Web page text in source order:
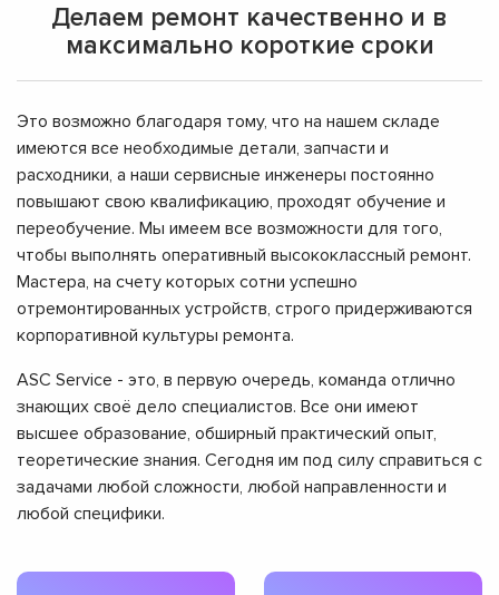
Делаем ремонт качественно и в
максимально короткие сроки
Это возможно благодаря тому, что на нашем складе
имеются все необходимые детали, запчасти и
расходники, а наши сервисные инженеры постоянно
повышают свою квалификацию, проходят обучение и
переобучение. Мы имеем все возможности для того,
чтобы выполнять оперативный высококлассный ремонт.
Мастера, на счету которых сотни успешно
отремонтированных устройств, строго придерживаются
корпоративной культуры ремонта.
ASC Service - это, в первую очередь, команда отлично
знающих своё дело специалистов. Все они имеют
высшее образование, обширный практический опыт,
теоретические знания. Сегодня им под силу справиться с
задачами любой сложности, любой направленности и
любой специфики.